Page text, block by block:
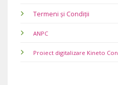
Termeni și Condiții
ANPC
Proiect digitalizare Kineto